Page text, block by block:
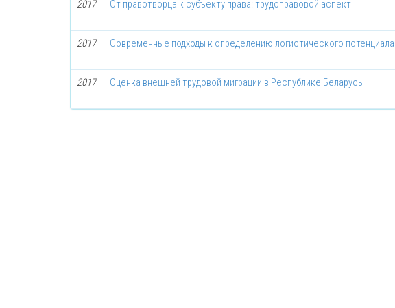
2017 От правотворца к субъекту права: трудоправовой аспект
2017 Современные подходы к определению логистического потенциала
2017 Оценка внешней трудовой миграции в Республике Беларусь